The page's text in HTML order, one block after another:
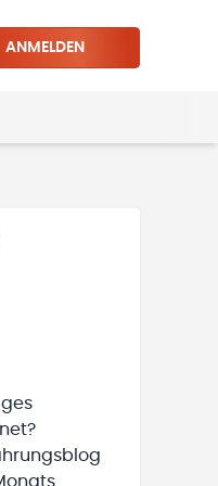
ANMELDEN